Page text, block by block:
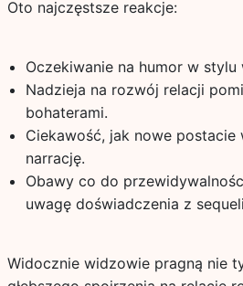
Oto najczęstsze reakcje:
Oczekiwanie na humor w
Nadzieja na rozwój relacji
bohaterami.
Ciekawość, jak nowe postacie
narrację.
Obawy co do
uwagę doświadczenia z
Widocznie widzowie pragną nie